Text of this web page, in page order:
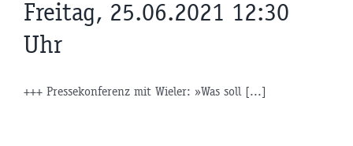
Freitag, 25.06.2021 12:30
Uhr
+++ Pressekonferenz mit Wieler: »Was soll [...]